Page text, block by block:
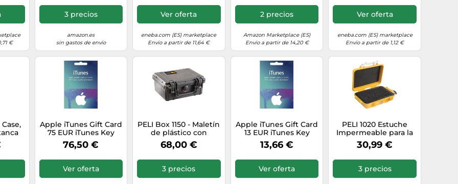
€
escalada, rafting,
pesca -IP67 estanco,
fabricado en EE.UU,
Color
Amarillo/transpar1L
3 precios
amazon.es
sin gastos de envío
Ver oferta
eneba.com (ES) marketplace
Envío a partir de 11,64 €
Protector, Compatible
1040, Color: Negro
2 precios
Amazon Marketplace (ES)
Envío a partir de 14,20 €
Ver oferta
eneba.com (ES) marketplace
Envío a partir de 1,12 €
o
Apple iTunes Gift Card
75 EUR iTunes Key
SPAIN
76,50 €
Ver oferta
PELI Box 1150 - Maletín
de plástico con
aislante de espuma,
negro
68,00 €
3 precios
Apple iTunes Gift Card
13 EUR iTunes Key
SPAIN
13,66 €
Ver oferta
PELI 1020 Estuche
Impermeable para la
playa, windsurf, kayak,
senderismo y otras
IP67 estanco e
impermeable al polvo,
30,99 €
3 precios